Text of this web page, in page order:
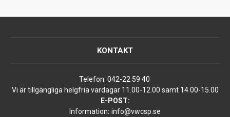
KONTAKT
Telefon: 042-22 59 40
Vi är tillgängliga helgfria vardagar 11.00-12.00 samt 14.00-15.00
E-POST:
Information: info@vwcsp.se